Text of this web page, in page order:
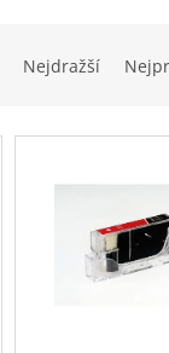
Nejdražší